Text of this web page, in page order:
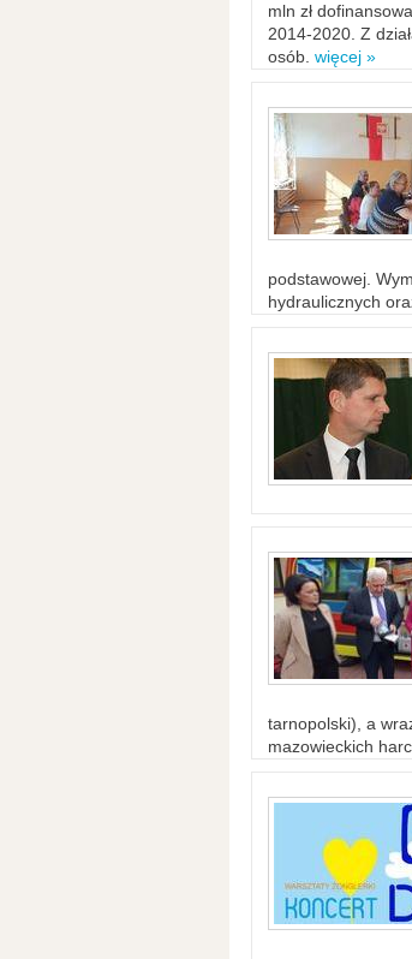
mln zł
2014-2020. Z
osób. więcej »
podstawowej.
hydraulicznych
tarnopolski), a
mazowieckich